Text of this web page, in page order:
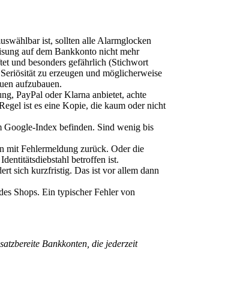
ist, sollten alle Alarmglocken
auf dem Bankkonto nicht mehr
und besonders gefährlich (Stichwort
zu erzeugen und möglicherweise
aufzubauen.
PayPal oder Klarna anbietet, achte
ist es eine Kopie, die kaum oder nicht
Google-Index befinden. Sind wenig bis
mit Fehlermeldung zurück. Oder die
betroffen ist.
sich kurzfristig. Das ist vor allem dann
Shops. Ein typischer Fehler von
Bankkonten, die jederzeit